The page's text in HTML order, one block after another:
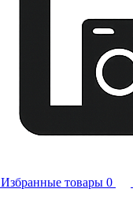
Избранные товары 0